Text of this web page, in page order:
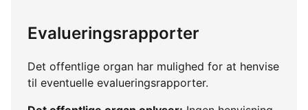
Evalueringsrapporter
Det offentlige organ har mulighed for at henvise
til eventuelle evalueringsrapporter.